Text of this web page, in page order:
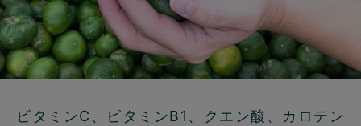
ビタミンC、ビタミンB1、クエン酸、カロテン